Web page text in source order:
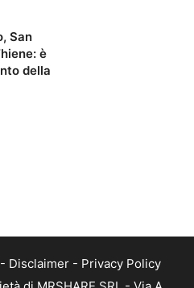
San
è
della
- Disclaimer - Privacy Policy